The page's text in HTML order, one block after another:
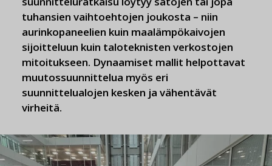
tuhansien vaihtoehtojen joukosta – niin
aurinkopaneelien kuin maalämpökaivojen
sijoitteluun kuin taloteknisten verkostojen
mitoitukseen. Dynaamiset mallit helpottavat
muutossuunnittelua myös eri
suunnittelualojen kesken ja vähentävät
virheitä.